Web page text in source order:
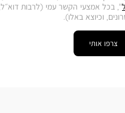
", בכל אמצעי הקשר עמי (לרבות דוא״ל,
וכיוצא באלו).
צרפו אותי